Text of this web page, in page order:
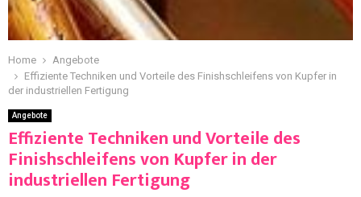
Home
Angebote
Effiziente Techniken und Vorteile des Finishschleifens von Kupfer in
der industriellen Fertigung
Angebote
Effiziente Techniken und Vorteile des
Finishschleifens von Kupfer in der
industriellen Fertigung